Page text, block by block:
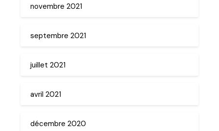
novembre 2021
septembre 2021
juillet 2021
avril 2021
décembre 2020